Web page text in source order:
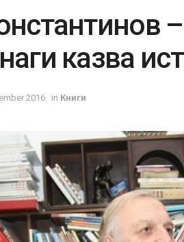
казва
2016 in Книги